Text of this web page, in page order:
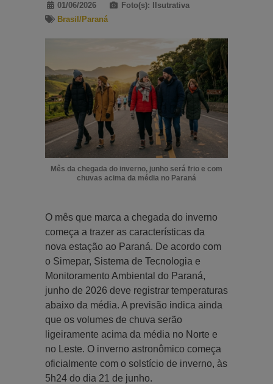
01/06/2026
Foto(s): Ilsutrativa
Brasil/Paraná
Mês da chegada do inverno, junho será frio e com
chuvas acima da média no Paraná
O mês que marca a chegada do inverno
começa a trazer as características da
nova estação ao Paraná. De acordo com
o Simepar, Sistema de Tecnologia e
Monitoramento Ambiental do Paraná,
junho de 2026 deve registrar temperaturas
abaixo da média. A previsão indica ainda
que os volumes de chuva serão
ligeiramente acima da média no Norte e
no Leste. O inverno astronômico começa
oficialmente com o solstício de inverno, às
5h24 do dia 21 de junho.